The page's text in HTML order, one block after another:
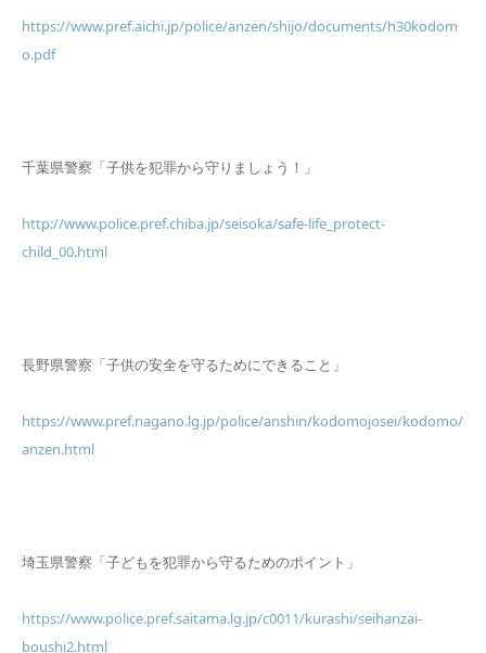
https://www.pref.aichi.jp/police/anzen/shijo/documents/h30kodom
o.pdf
千葉県警察「子供を犯罪から守りましょう！」
http://www.police.pref.chiba.jp/seisoka/safe-life_protect-
child_00.html
長野県警察「子供の安全を守るためにできること」
https://www.pref.nagano.lg.jp/police/anshin/kodomojosei/kodomo/
anzen.html
埼玉県警察「子どもを犯罪から守るためのポイント」
https://www.police.pref.saitama.lg.jp/c0011/kurashi/seihanzai-
boushi2.html